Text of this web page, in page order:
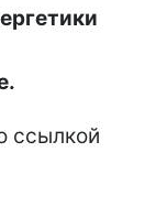
ссылкой